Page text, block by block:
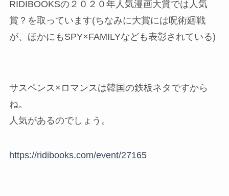
RIDIBOOKSの２０２０年人気漫画大賞では人気
賞？を取っています(ちなみに大賞には呪術廻戦
が、ほかにもSPY×FAMILYなども表彰されている)
サスペンス×ロマンスは韓国の鉄板ネタですから
ね。
人気があるのでしょう。
https://ridibooks.com/event/27165